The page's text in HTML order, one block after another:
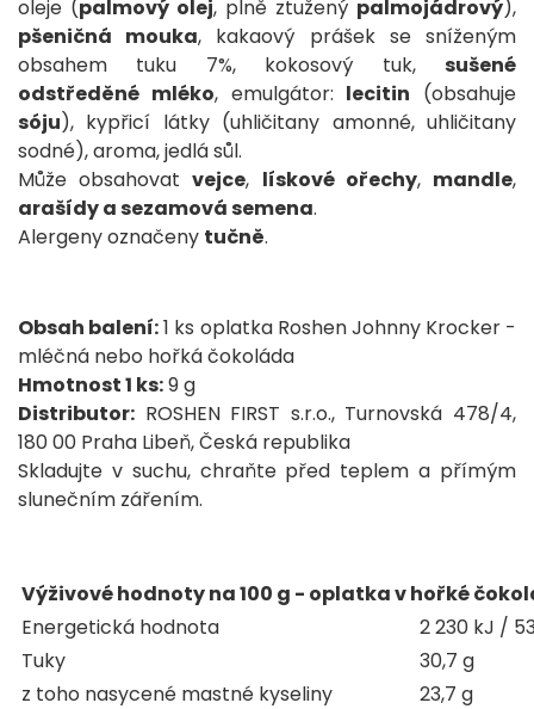
oleje (palmový olej, plně ztužený palmojádrový),
pšeničná mouka, kakaový prášek se sníženým
obsahem tuku 7%, kokosový tuk, sušené
odstředěné mléko, emulgátor: lecitin (obsahuje
sóju), kypřicí látky (uhličitany amonné, uhličitany
sodné), aroma, jedlá sůl.
Může obsahovatvejce, lískové ořechy, mandle,
arašídy a sezamová semena.
Alergeny označeny tučně.
Obsah balení:1 ks oplatka Roshen Johnny Krocker -
mléčná nebo hořká čokoláda
Hmotnost 1 ks:9 g
Distributor: ROSHEN FIRST s.r.o., Turnovská 478/4,
180 00 Praha Libeň, Česká republika
Skladujte v suchu, chraňte před teplem a přímým
slunečním zářením.
Výživové hodnoty na 100 g - oplatka v hořké
Energetická hodnota
2 230 kJ /
Tuky
30,7 g
z toho nasycené mastné kyseliny
23,7 g